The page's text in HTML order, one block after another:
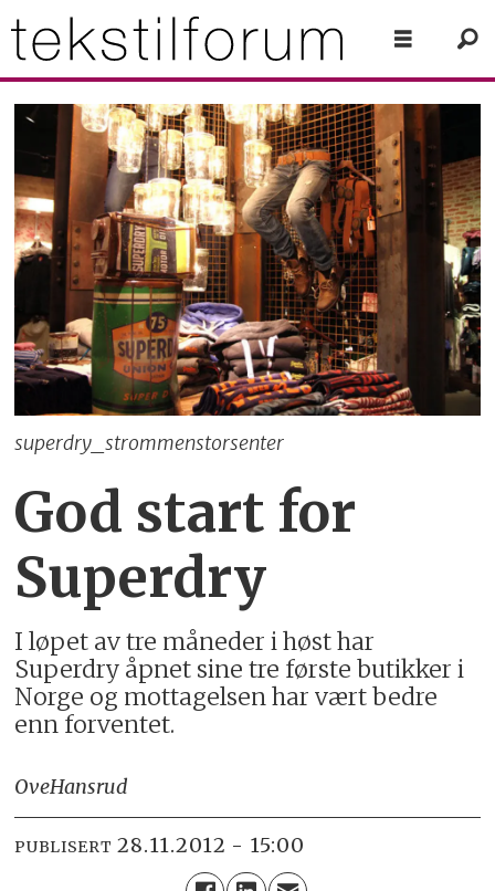
superdry_strommenstorsenter
God start for
Superdry
I løpet av tre måneder i høst har
Superdry åpnet sine tre første butikker i
Norge og mottagelsen har vært bedre
enn forventet.
OveHansrud
PUBLISERT 28.11.2012 - 15:00